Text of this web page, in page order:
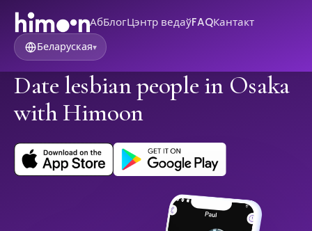
АбБлогЦэнтр ведаўFAQКантакт
Беларуская▾
Date lesbian people in Osaka
with Himoon